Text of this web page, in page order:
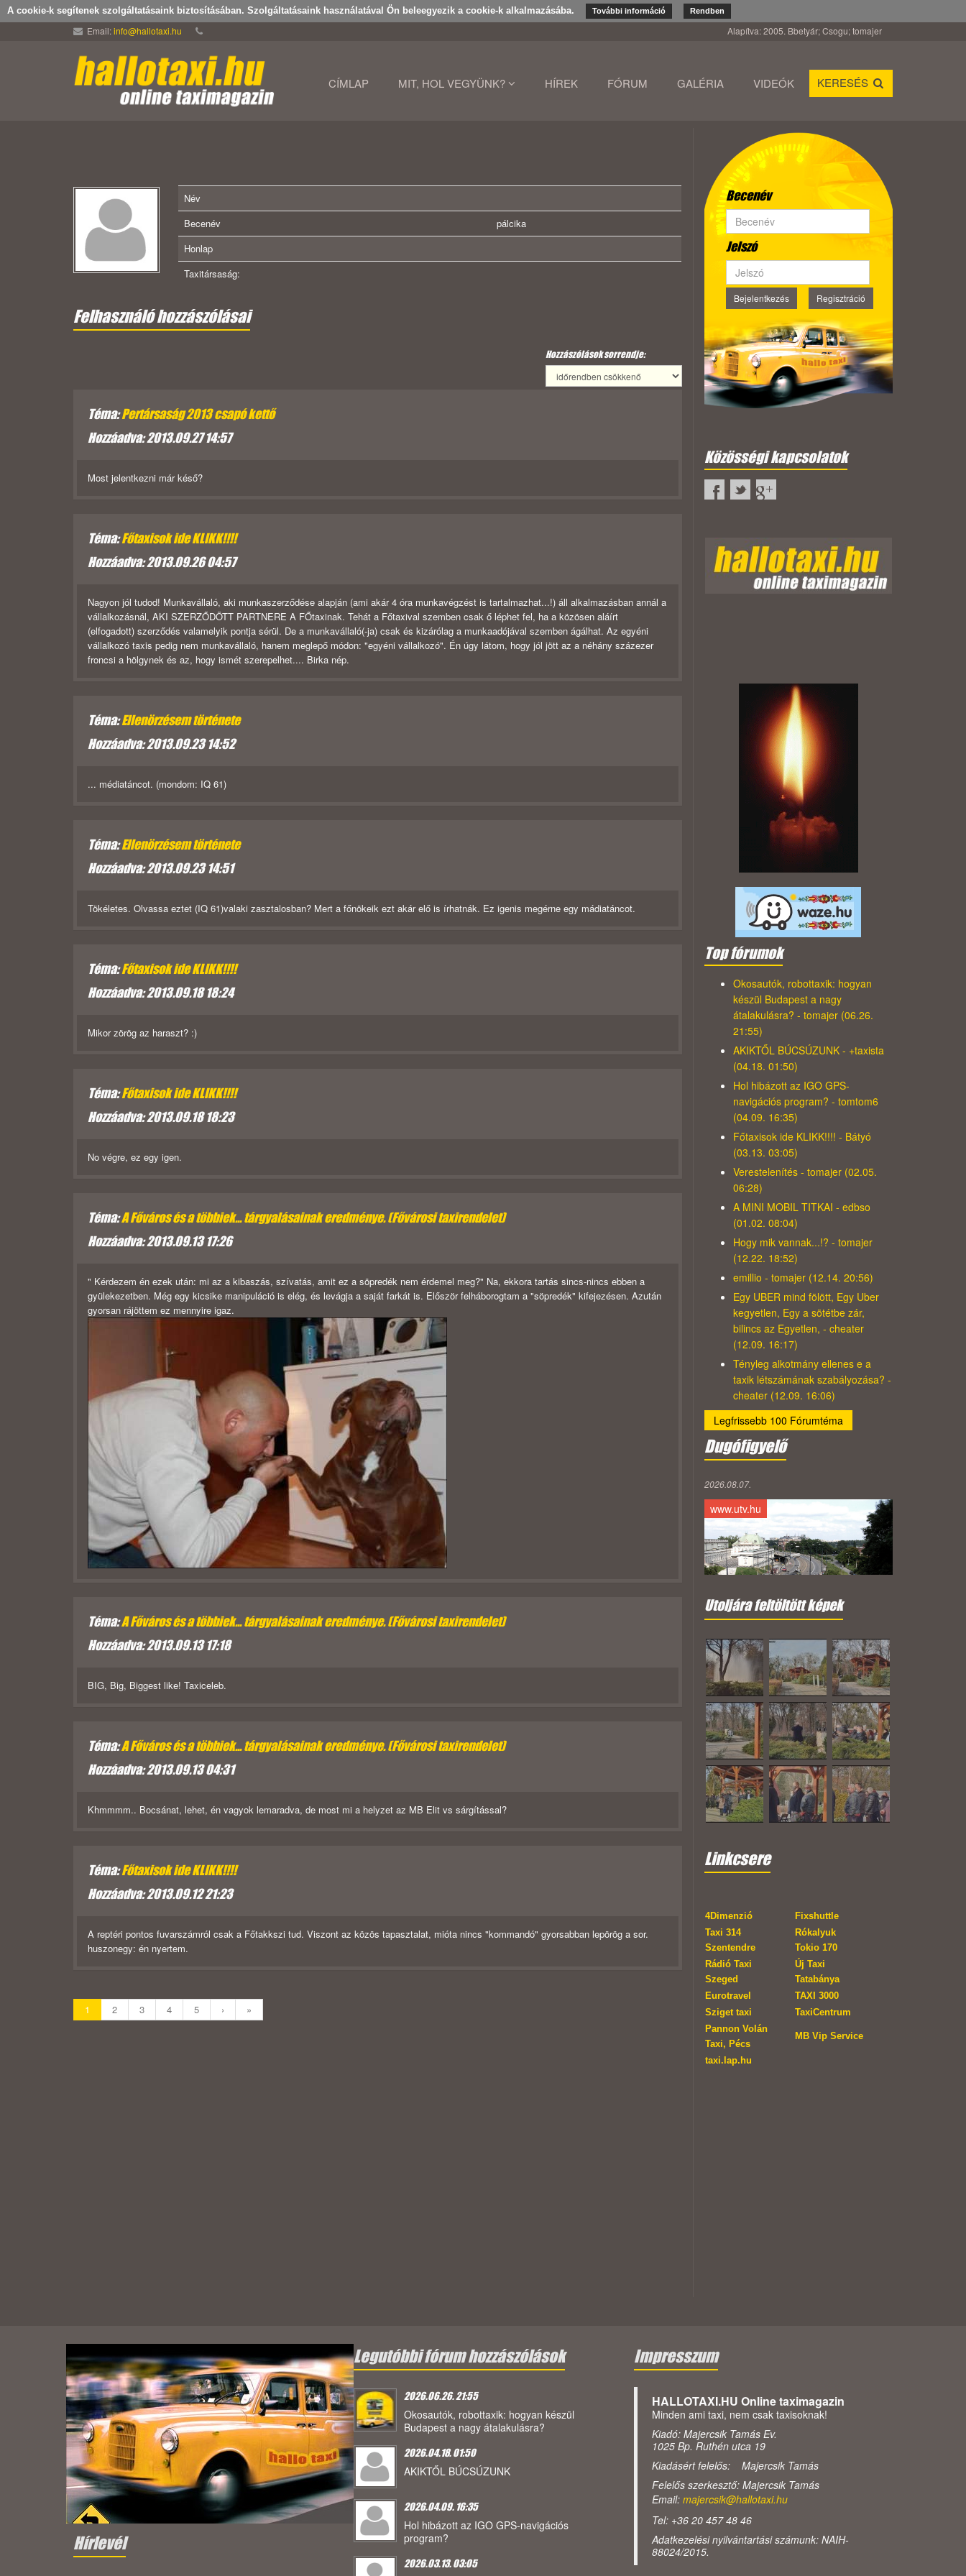
A cookie-k segítenek szolgáltatásaink biztosításában. Szolgáltatásaink használatával Ön beleegyezik a cookie-k alkalmazásába. További információ Rendben
Email:info@hallotaxi.hu Alapítva: 2005. Bbetyár; Csogu; tomajer
CÍMLAP MIT, HOL VEGYÜNK? HÍREK FÓRUM GALÉRIA VIDEÓK KERESÉS
Név
Becenév
pálcika
Honlap
Taxitársaság:
Felhasználó hozzászólásai
Hozzászólások sorrendje:
Téma:Pertársaság 2013 csapó kettő
Hozzáadva: 2013.09.27 14:57
Most jelentkezni már késő?
Téma:Főtaxisok ide KLIKK!!!!
Hozzáadva: 2013.09.26 04:57
Nagyon jól tudod! Munkavállaló, aki munkaszerződése alapján (ami akár 4 óra munkavégzést is tartalmazhat...!) áll alkalmazásban annál a
vállalkozásnál, AKI SZERZŐDÖTT PARTNERE A FŐtaxinak. Tehát a Főtaxival szemben csak ő léphet fel, ha a közösen aláírt
(elfogadott) szerződés valamelyik pontja sérül. De a munkavállaló(-ja) csak és kizárólag a munkaadójával szemben ágálhat. Az egyéni
vállalkozó taxis pedig nem munkavállaló, hanem meglepő módon: "egyéni vállalkozó". Én úgy látom, hogy jól jött az a néhány százezer
froncsi a hölgynek és az, hogy ismét szerepelhet.... Birka nép.
Téma:Ellenörzésem története
Hozzáadva: 2013.09.23 14:52
... médiatáncot. (mondom: IQ 61)
Téma:Ellenörzésem története
Hozzáadva: 2013.09.23 14:51
Tökéletes. Olvassa eztet (IQ 61)valaki zasztalosban? Mert a főnökeik ezt akár elő is írhatnák. Ez igenis megérne egy mádiatáncot.
Téma:Főtaxisok ide KLIKK!!!!
Hozzáadva: 2013.09.18 18:24
Mikor zörög az haraszt? :)
Téma:Főtaxisok ide KLIKK!!!!
Hozzáadva: 2013.09.18 18:23
No végre, ez egy igen.
Téma:A Főváros és a többiek... tárgyalásainak eredménye. (Fővárosi taxirendelet)
Hozzáadva: 2013.09.13 17:26
" Kérdezem én ezek után: mi az a kibaszás, szívatás, amit ez a söpredék nem érdemel meg?" Na, ekkora tartás sincs-nincs ebben a
gyülekezetben. Még egy kicsike manipuláció is elég, és levágja a saját farkát is. Először felháborogtam a "söpredék" kifejezésen. Azután
gyorsan rájöttem ez mennyire igaz.
Téma:A Főváros és a többiek... tárgyalásainak eredménye. (Fővárosi taxirendelet)
Hozzáadva: 2013.09.13 17:18
BIG, Big, Biggest like! Taxiceleb.
Téma:A Főváros és a többiek... tárgyalásainak eredménye. (Fővárosi taxirendelet)
Hozzáadva: 2013.09.13 04:31
Khmmmm.. Bocsánat, lehet, én vagyok lemaradva, de most mi a helyzet az MB Elit vs sárgítással?
Téma:Főtaxisok ide KLIKK!!!!
Hozzáadva: 2013.09.12 21:23
A reptéri pontos fuvarszámról csak a Főtakkszi tud. Viszont az közös tapasztalat, mióta nincs "kommandó" gyorsabban lepörög a sor.
huszonegy: én nyertem.
1 2 3 4 5 › »
Becenév
Jelszó
Bejelentkezés Regisztráció
Közösségi kapcsolatok
Top fórumok
Okosautók, robottaxik: hogyan
készül Budapest a nagy
átalakulásra? - tomajer (06.26.
21:55)
AKIKTŐL BÚCSÚZUNK - +taxista
(04.18. 01:50)
Hol hibázott az IGO GPS-
navigációs program? - tomtom6
(04.09. 16:35)
Főtaxisok ide KLIKK!!!! - Bátyó
(03.13. 03:05)
Verestelenítés - tomajer (02.05.
06:28)
A MINI MOBIL TITKAI - edbso
(01.02. 08:04)
Hogy mik vannak...!? - tomajer
(12.22. 18:52)
emillio - tomajer (12.14. 20:56)
Egy UBER mind fölött, Egy Uber
kegyetlen, Egy a sötétbe zár,
bilincs az Egyetlen, - cheater
(12.09. 16:17)
Tényleg alkotmány ellenes e a
taxik létszámának szabályozása? -
cheater (12.09. 16:06)
Legfrissebb 100 Fórumtéma
Dugófigyelő
2026.08.07.
www.utv.hu
Utoljára feltöltött képek
Linkcsere
4Dimenzió
Fixshuttle
Taxi 314
Szentendre
Rókalyuk
Tokio 170
Rádió Taxi
Szeged
Új Taxi
Tatabánya
Eurotravel
TAXI 3000
Sziget taxi
TaxiCentrum
Pannon Volán
Taxi, Pécs
MB Vip Service
taxi.lap.hu
Hírlevél
Legutóbbi fórum hozzászólások
2026.06.26. 21:55
Okosautók, robottaxik: hogyan készül
Budapest a nagy átalakulásra?
2026.04.18. 01:50
AKIKTŐL BÚCSÚZUNK
2026.04.09. 16:35
Hol hibázott az IGO GPS-navigációs
program?
2026.03.13. 03:05
Impresszum
HALLOTAXI.HU Online taximagazin
Minden ami taxi, nem csak taxisoknak!
Kiadó: Majercsik Tamás Ev.
1025 Bp. Ruthén utca 19
Kiadásért felelős: Majercsik Tamás
Felelős szerkesztő: Majercsik Tamás
Email: majercsik@hallotaxi.hu
Tel: +36 20 457 48 46
Adatkezelési nyilvántartási számunk: NAIH-
88024/2015.